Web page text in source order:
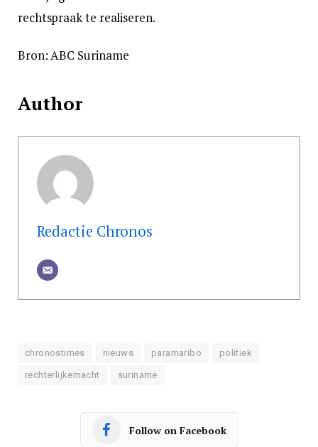
rechtspraak te realiseren.
Bron: ABC Suriname
Author
Redactie Chronos
chronostimes nieuws paramaribo politiek
rechterlijkemacht suriname
Follow on Facebook